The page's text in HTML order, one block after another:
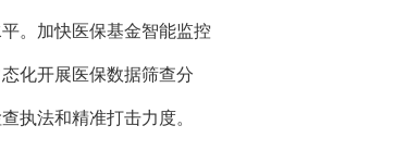
。加快医保基金智能监控
化开展医保数据筛查分
执法和精准打击力度。